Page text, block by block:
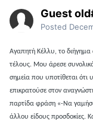
Guest
Posted
Αγαπητή Κέλλυ, το διήγημα
τέλους. Μου άρεσε
σημεία που υποτίθεται
επικρατούσε στον
παρτίδα φράση «-Να
άλλου είδους προσδοκίες.